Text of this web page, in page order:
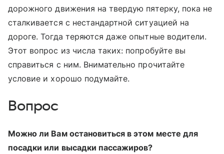
дорожного движения на твердую пятерку, пока не
сталкивается с нестандартной ситуацией на
дороге. Тогда теряются даже опытные водители.
Этот вопрос из числа таких: попробуйте вы
справиться с ним. Внимательно прочитайте
условие и хорошо подумайте.
Вопрос
Можно ли Вам остановиться в этом месте для
посадки или высадки пассажиров?